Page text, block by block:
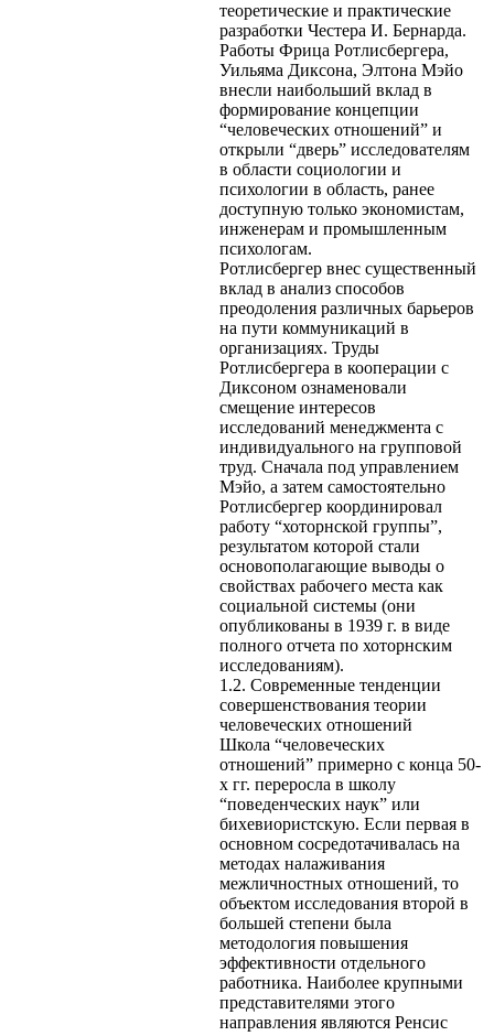
теоретические и практические
разработки Честера И. Бернарда.
Работы Фрица Ротлисбергера,
Уильяма Диксона, Элтона Мэйо
внесли наибольший вклад в
формирование концепции
“человеческих отношений” и
открыли “дверь” исследователям
в области социологии и
психологии в область, ранее
доступную только экономистам,
инженерам и промышленным
психологам.
Ротлисбергер внес существенный
вклад в анализ способов
преодоления различных барьеров
на пути коммуникаций в
организациях. Труды
Ротлисбергера в кооперации с
Диксоном ознаменовали
смещение интересов
исследований менеджмента с
индивидуального на групповой
труд. Сначала под управлением
Мэйо, а затем самостоятельно
Ротлисбергер координировал
работу “хоторнской группы”,
результатом которой стали
основополагающие выводы о
свойствах рабочего места как
социальной системы (они
опубликованы в 1939 г. в виде
полного отчета по хоторнским
исследованиям).
1.2. Современные тенденции
совершенствования теории
человеческих отношений
Школа “человеческих
отношений” примерно с конца 50-
х гг. переросла в школу
“поведенческих наук” или
бихевиористскую. Если первая в
основном сосредотачивалась на
методах налаживания
межличностных отношений, то
объектом исследования второй в
большей степени была
методология повышения
эффективности отдельного
работника. Наиболее крупными
представителями этого
направления являются Ренсис